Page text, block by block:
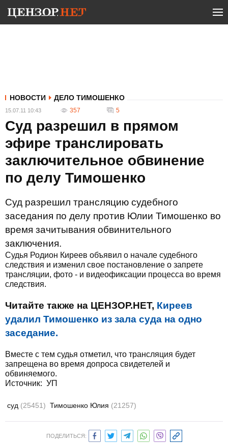
НОВОСТИ ДЕЛО ТИМОШЕНКО
15.07.11 10:43 357 5
Суд разрешил в прямом
эфире транслировать
заключительное обвинение
по делу Тимошенко
Суд разрешил трансляцию судебного
заседания по делу против Юлии Тимошенко во
время зачитывания обвинительного
заключения.
Судья Родион Киреев объявил о начале судебного
следствия и изменил свое постановление о запрете
трансляции, фото - и видеофиксации процесса во время
следствия.
Читайте также на ЦЕНЗОР.НЕТ, Киреев
удалил Тимошенко из зала суда на одно
заседание.
Вместе с тем судья отметил, что трансляция будет
запрещена во время допроса свидетелей и
обвиняемого.
Источник: УП
суд (25451) Тимошенко Юлия (21257)
ПОДЕЛИТЬСЯ: